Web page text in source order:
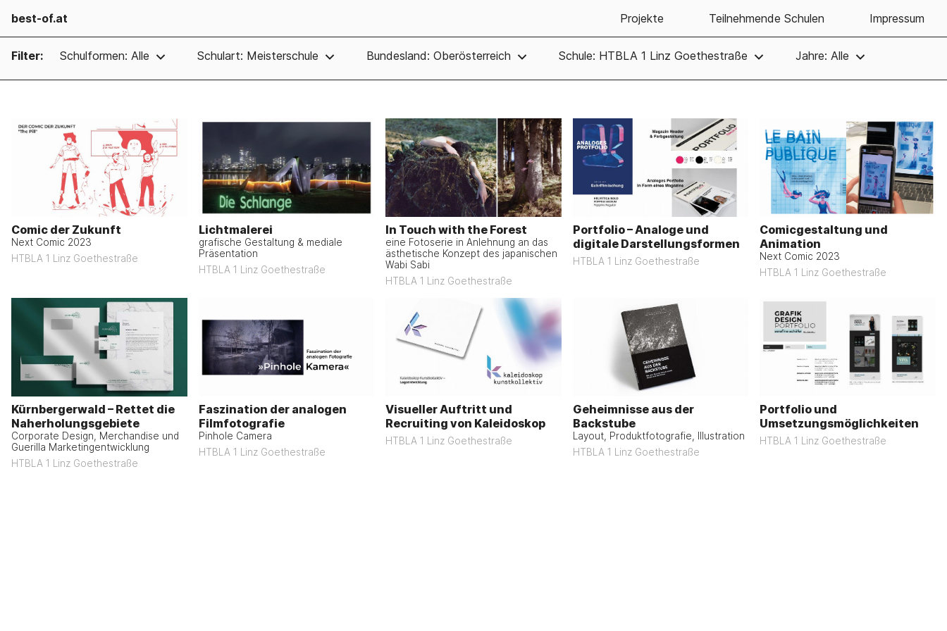
best-of.at Projekte Teilnehmende Schulen Impressum
Filter: Schulformen: Alle Schulart: Meisterschule Bundesland: Oberösterreich Schule: HTBLA 1 Linz Goethestraße Jahre: Alle
Comic der Zukunft
Next Comic 2023
HTBLA 1 Linz Goethestraße
Lichtmalerei
grafische Gestaltung & mediale
Präsentation
HTBLA 1 Linz Goethestraße
In Touch with the Forest
eine Fotoserie in Anlehnung an das
ästhetische Konzept des japanischen
Wabi Sabi
HTBLA 1 Linz Goethestraße
Portfolio – Analoge und
digitale Darstellungsformen
HTBLA 1 Linz Goethestraße
Comicgestaltung und
Animation
Next Comic 2023
HTBLA 1 Linz Goethestraße
Kürnbergerwald – Rettet die
Naherholungsgebiete
Corporate Design, Merchandise und
Guerilla Marketingentwicklung
HTBLA 1 Linz Goethestraße
Faszination der analogen
Filmfotografie
Pinhole Camera
HTBLA 1 Linz Goethestraße
Visueller Auftritt und
Recruiting von Kaleidoskop
HTBLA 1 Linz Goethestraße
Geheimnisse aus der
Backstube
Layout, Produktfotografie, Illustration
HTBLA 1 Linz Goethestraße
Portfolio und
Umsetzungsmöglichkeiten
HTBLA 1 Linz Goethestraße